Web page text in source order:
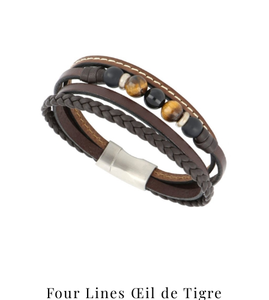
Four Lines Œil de Tigre